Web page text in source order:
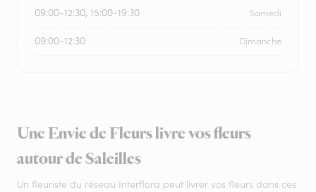
09:00-12:30, 15:00-19:30 Samedi
09:00-12:30 Dimanche
Une Envie de Fleurs livre vos fleurs
autour de Saleilles
Un fleuriste du réseau Interflora peut livrer vos fleurs dans ces